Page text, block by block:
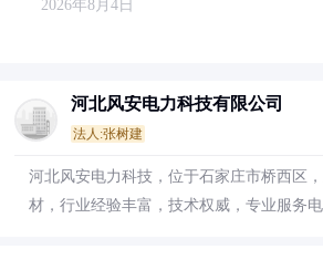
2026年8月4日
河北风安电力科技有限公司
法人:张树建
河北风安电力科技，位于石家庄市桥西区
材，行业经验丰富，技术权威，专业服务电